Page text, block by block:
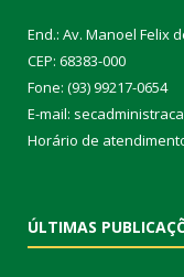
End.: Av. Manoel Felix
CEP: 68383-000
Fone: (93) 99217-0654
E-mail:
Horário de
ÚLTIMAS